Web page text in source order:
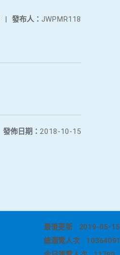
發布人： JWPMR118
|
發佈日期： 2018-10-15
最後更新
2019-05-15
總瀏覽人次
10364091